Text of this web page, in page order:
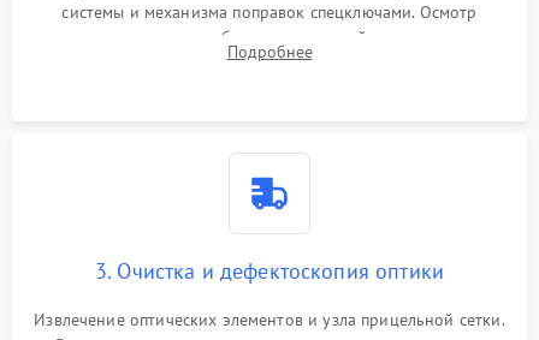
системы и механизма поправок спецключами. Осмотр
внутренних резьбовых соединений, пружин и
уплотнительных колец. Поиск причин люфта, смещения
Подробнее
3. Очистка и дефектоскопия оптики
Извлечение оптических элементов и узла прицельной сетки.